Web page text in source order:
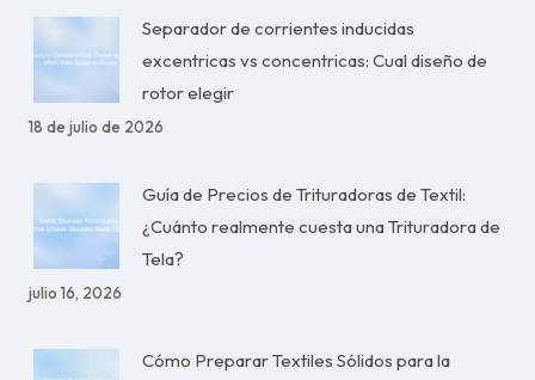
Separador de corrientes inducidas
excentricas vs concentricas: Cual diseño de
rotor elegir
18 de julio de 2026
Guía de Precios de Trituradoras de Textil:
¿Cuánto realmente cuesta una Trituradora de
Tela?
julio 16, 2026
Cómo Preparar Textiles Sólidos para la